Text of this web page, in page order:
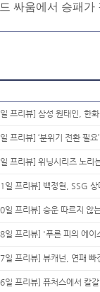
싸움에서 승패가
프리뷰] 삼성 원태인, 한
프리뷰] ‘분위기 전환 필
프리뷰] 위닝시리즈 노리
일 프리뷰] 백정현, SSG 상
일 프리뷰] 승운 따르지 않
일 프리뷰] '푸른 피의 에
일 프리뷰] 뷰캐넌, 연패 빠
일 프리뷰] 퓨처스에서 칼